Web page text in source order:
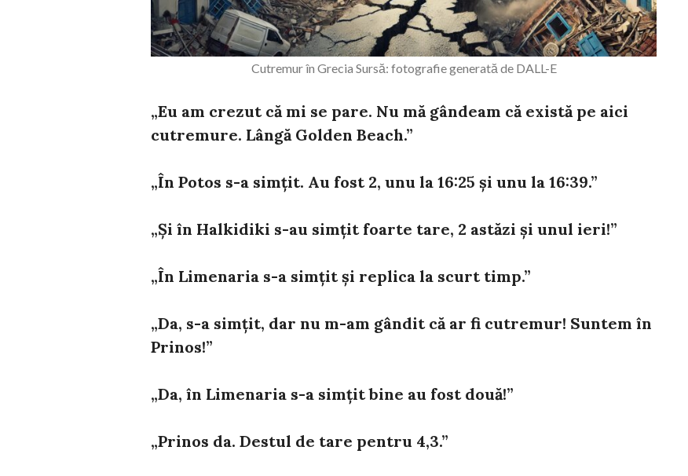
Cutremur în Grecia Sursă: fotografie generată de DALL-E
„Eu am crezut că mi se pare. Nu mă gândeam că există pe aici
cutremure. Lângă Golden Beach.”
„În Potos s-a simțit. Au fost 2, unu la 16:25 și unu la 16:39.”
„Și în Halkidiki s-au simțit foarte tare, 2 astăzi și unul ieri!”
„În Limenaria s-a simțit și replica la scurt timp.”
„Da, s-a simțit, dar nu m-am gândit că ar fi cutremur! Suntem în
Prinos!”
„Da, în Limenaria s-a simțit bine au fost două!”
„Prinos da. Destul de tare pentru 4,3.”